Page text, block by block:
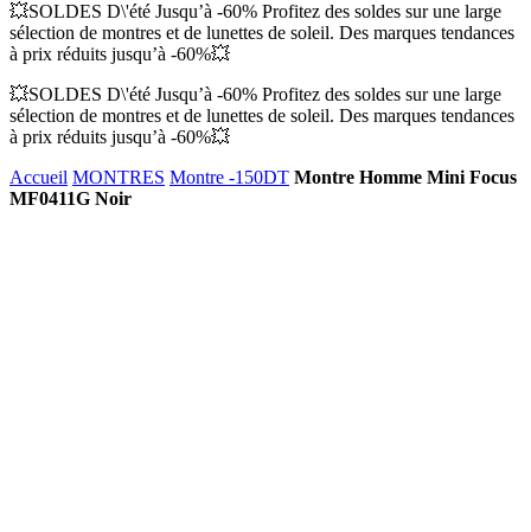
💥SOLDES D\'été Jusqu’à -60% Profitez des soldes sur une large
sélection de montres et de lunettes de soleil. Des marques tendances
à prix réduits jusqu’à -60%💥
💥SOLDES D\'été Jusqu’à -60% Profitez des soldes sur une large
sélection de montres et de lunettes de soleil. Des marques tendances
à prix réduits jusqu’à -60%💥
Accueil MONTRES Montre -150DT Montre Homme Mini Focus
MF0411G Noir